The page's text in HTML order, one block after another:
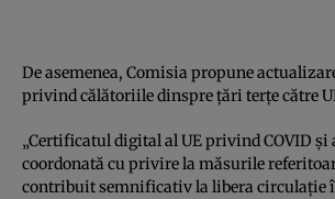
De asemenea, Comisia propune
privind călătoriile dinspre țări terțe către
„Certificatul digital al UE privind COVID și
coordonată cu privire la măsurile
contribuit semnificativ la libera circulație